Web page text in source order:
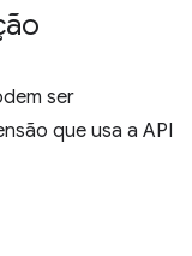
ser
que usa a API